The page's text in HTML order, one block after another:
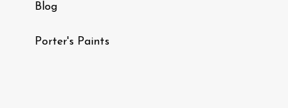
Blog
Porter's Paints